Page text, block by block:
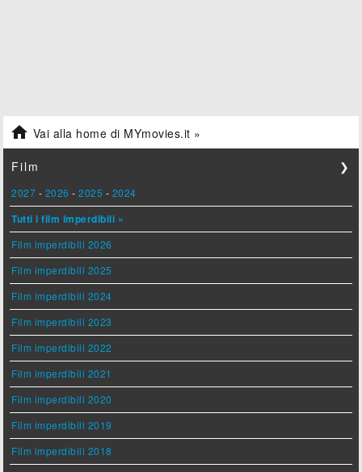
 Vai alla home di MYmovies.it »
Film ❯
2027 - 2026 -2025 - 2024
Tutti i film imperdibili »
Film imperdibili 2026
Film imperdibili 2025
Film imperdibili 2024
Film imperdibili 2023
Film imperdibili 2022
Film imperdibili 2021
Film imperdibili 2020
Film imperdibili 2019
Film imperdibili 2018